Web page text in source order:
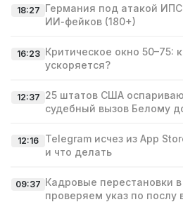
18:27 Германия под атакой
ИИ‑фейков (180+)
16:23 Критическое окно 50–75:
ускоряется?
12:37 25 штатов США
судебный вызов Белому
12:16
Telegram исчез из App
и что делать
09:37 Кадровые перестановки
проверяем указ по послу